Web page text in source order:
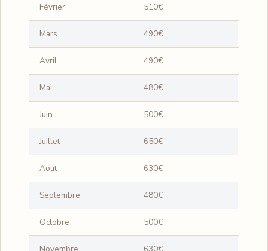
Février 510€
Mars 490€
Avril 490€
Mai 480€
Juin 500€
Juillet 650€
Aout 630€
Septembre 480€
Octobre 500€